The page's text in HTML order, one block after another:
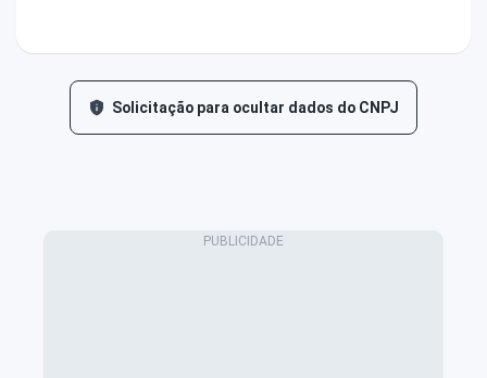
Solicitação para ocultar dados do CNPJ